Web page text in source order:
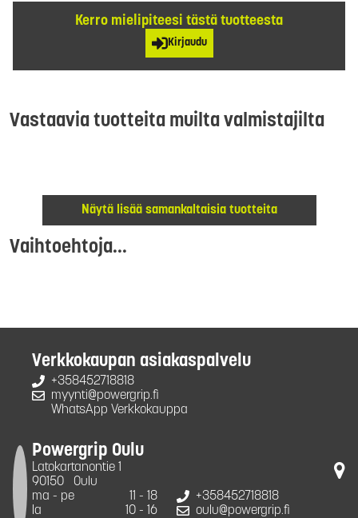
Kerro mielipiteesi tästä tuotteesta
Kirjaudu
Vastaavia tuotteita muilta valmistajilta
Näytä lisää samankaltaisia tuotteita
Vaihtoehtoja...
Verkkokaupan asiakaspalvelu
+358452718818
myynti@powergrip.fi
WhatsApp Verkkokauppa
Powergrip Oulu
Latokartanontie 1
90150
Oulu
ma - pe
11 - 18
la
10 - 16
+358452718818
oulu@powergrip.fi